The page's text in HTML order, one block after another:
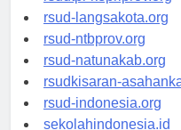
rsudtpi-kepriprov.org
rsud-langsakota.org
rsud-ntbprov.org
rsud-natunakab.org
rsudkisaran-
rsud-indonesia.org